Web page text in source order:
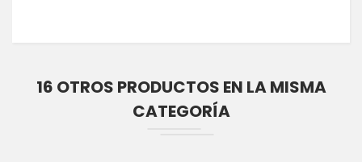
16 OTROS PRODUCTOS EN LA MISMA
CATEGORÍA